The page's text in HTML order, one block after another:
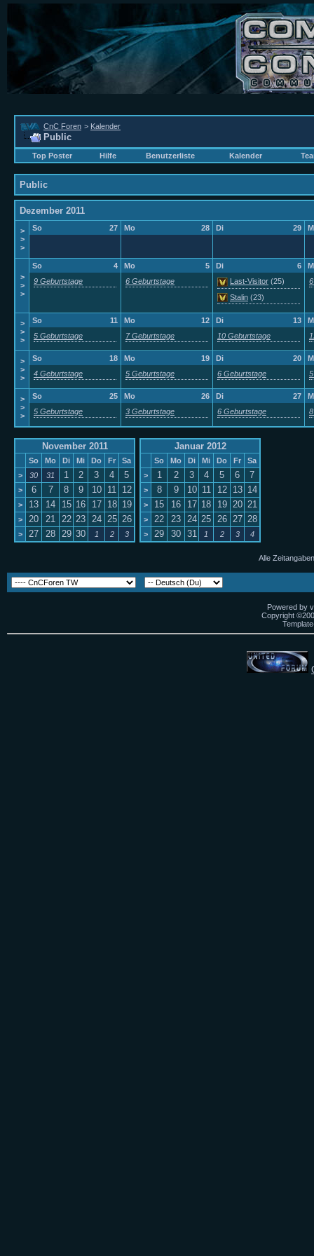
CnC Foren > Kalender
Public
Top Poster Hilfe Benutzerliste Kalender
Public
Dezember 2011
>
>
>
27
So 28
Mo 29
Di
>
>
>
4
So
9 Geburtstage
5
Mo
6 Geburtstage
6
Di
Last-Visitor (25)
Stalin (23)
>
>
>
11
So
5 Geburtstage
12
Mo
7 Geburtstage
13
Di
10 Geburtstage
>
>
>
18
So
4 Geburtstage
19
Mo
5 Geburtstage
20
Di
6 Geburtstage
>
>
>
25
So
5 Geburtstage
26
Mo
3 Geburtstage
27
Di
6 Geburtstage
November 2011
So Mo Di Mi Do Fr
Sa
>
30 31 1 2 3 4 5
> 6 7 8 9 10 11 12
> 13 14 15 16 17 18 19
> 20 21 22 23 24 25 26
> 27 28 29 30 1 2 3
Januar 2012
So Mo Di Mi Do Fr
Sa
>
1 2 3 4 5 6 7
> 8 9 10 11 12 13 14
> 15 16 17 18 19 20 21
> 22 23 24 25 26 27 28
> 29 30 31 1 2 3 4
Alle
Powered by
Copyright